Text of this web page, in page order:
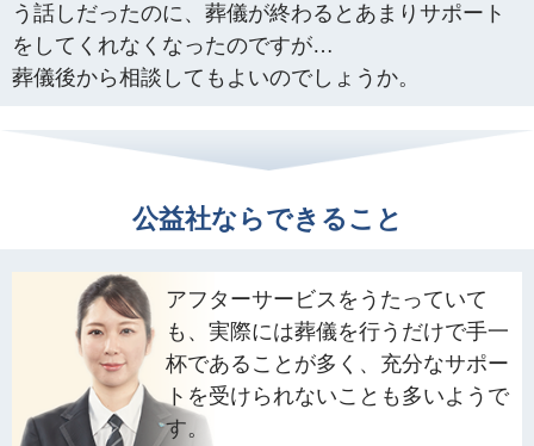
う話しだったのに、 葬儀が終わるとあまりサポート
をしてくれなくなったのですが…
葬儀後から相談してもよいのでしょうか。
公益社ならできること
アフターサービスをうたっていて
も、実際には葬儀を行うだけで手一
杯であることが多く、充分なサポー
トを受けられないことも多いようで
す。